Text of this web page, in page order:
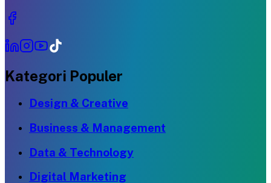
Kategori Populer
Design & Creative
Business & Management
Data & Technology
Digital Marketing